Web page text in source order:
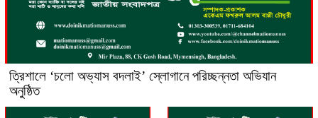
‎ত্রিশালে ‘চলো অভ্যাস বদলাই’ স্লোগানে পরিচ্ছন্নতা অভিযান
অনুষ্ঠিত